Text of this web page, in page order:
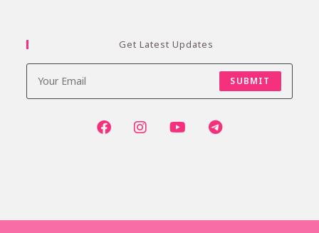
Get Latest Updates
SUBMIT